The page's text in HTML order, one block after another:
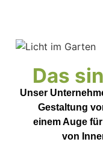
Das
Unser
Gestaltung
einem Auge
von